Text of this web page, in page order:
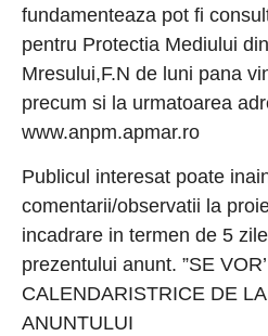
fundamenteaza pot fi
pentru Protectia Mediului
Mresului,F.N de luni pana
precum si la urmatoarea
www.anpm.apmar.ro
Publicul interesat poate
comentarii/observatii la
incadrare in termen de 5
prezentului anunt. ”SE
CALENDARISTRICE DE
ANUNTULUI